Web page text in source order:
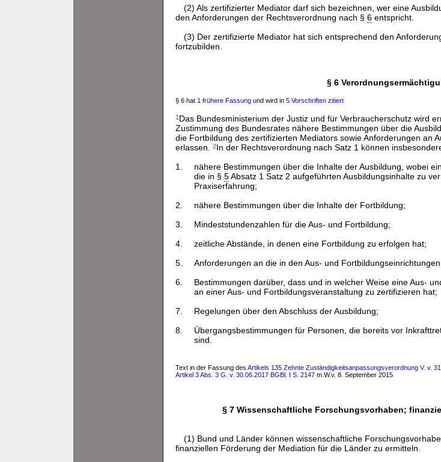
(2) Als zertifizierter Mediator darf sich bezeichnen, wer eine
den Anforderungen der Rechtsverordnung nach § 6 entspricht.
(3) Der zertifizierte Mediator hat sich entsprechend den
fortzubilden.
§ 6
§ 6 hat 1 frühere Fassung und wird in 5 Vorschriften zitiert
1Das Bundesministerium der Justiz und für Verbraucherschutz wird
Zustimmung des Bundesrates nähere Bestimmungen über die
die Fortbildung des zertifizierten Mediators sowie Anforderungen an
erlassen.
2In der Rechtsverordnung nach Satz 1 können
1.
nähere Bestimmungen über die Inhalte der Ausbildung, wobei
die in § 5Absatz 1 Satz 2 aufgeführten Ausbildungsinhalte zu
Praxiserfahrung;
2.
nähere Bestimmungen über die Inhalte der Fortbildung;
3.
Mindeststundenzahlen für die Aus- und Fortbildung;
4.
zeitliche Abstände, in denen eine Fortbildung zu erfolgen hat;
5.
Anforderungen an die in den Aus- und
6.
Bestimmungen darüber, dass und in welcher Weise eine Aus-
an einer Aus- und Fortbildungsveranstaltung zu zertifizieren hat;
7.
Regelungen über den Abschluss der Ausbildung;
8.
Übergangsbestimmungen für Personen, die bereits vor
sind.
Text in der Fassung des Artikels 135 Zehnte Zuständigkeitsanpassungsverordnung V. v.
Artikel 3 Abs. 3 G. v. 30.06.2017 BGBl. I S. 2147 m.W.v. 8. September 2015
§ 7 Wissenschaftliche Forschungsvorhaben;
(1) Bund und Länder können wissenschaftliche
finanziellen Förderung der Mediation für die Länder zu ermitteln.